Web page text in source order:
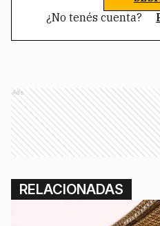
¿No tenés cuenta?
Ads
RELACIONADAS